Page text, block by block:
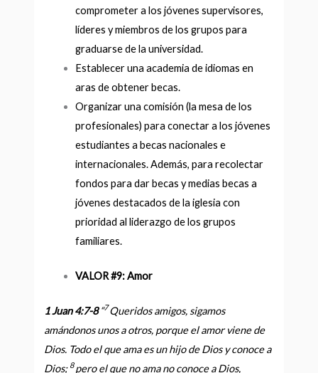
comprometer a los jóvenes supervisores,
líderes y miembros de los grupos para
graduarse de la universidad.
Establecer una academia de idiomas en
aras de obtener becas.
Organizar una comisión (la mesa de los
profesionales) para conectar a los jóvenes
estudiantes a becas nacionales e
internacionales. Además, para recolectar
fondos para dar becas y medias becas a
jóvenes destacados de la iglesia con
prioridad al liderazgo de los grupos
familiares.
VALOR #9: Amor
1 Juan 4:7-8“7Queridos amigos, sigamos
amándonos unos a otros, porque el amor viene de
Dios. Todo el que ama es un hijo de Dios y conoce a
Dios; 8pero el que no ama no conoce a Dios,